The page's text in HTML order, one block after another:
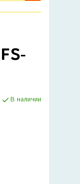
В наличии